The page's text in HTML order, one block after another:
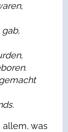
allem, was